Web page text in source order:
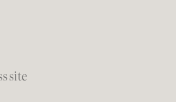
site